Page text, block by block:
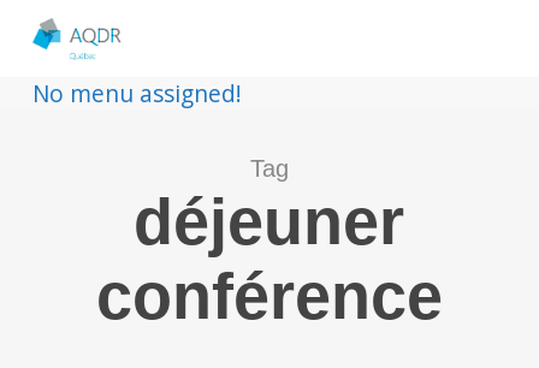
No menu assigned!
Tag
déjeuner
conférence